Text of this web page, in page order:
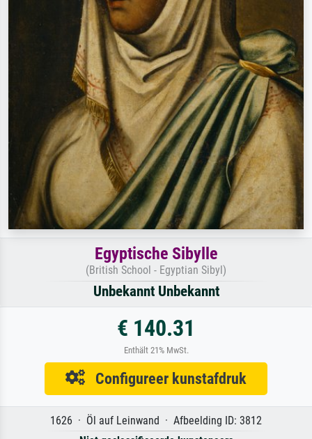
Egyptische Sibylle
(British School - Egyptian Sibyl)
Unbekannt Unbekannt
€ 140.31
Enthält 21% MwSt.
Configureer kunstafdruk
1626 · Öl auf Leinwand · Afbeelding ID: 3812